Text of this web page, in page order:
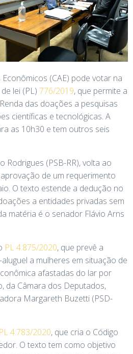
(CAE) pode votar na
lei (PL) 776/2019, que permite a
das doações a pesquisas
científicas e tecnológicas. A
as 10h30 e tem outros seis
Rodrigues (PSB-RR), volta ao
de um requerimento
O texto estende a dedução no
a entidades privadas sem
matéria é o senador Flávio Arns
PL 4.875/2020, que prevê a
a mulheres em situação de
afastadas do lar por
da Câmara dos Deputados,
Margareth Buzetti (PSD-
PL 4.783/2020, que cria o Código
O texto tem como objetivo